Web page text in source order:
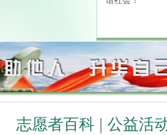
志愿者百科| 公益活